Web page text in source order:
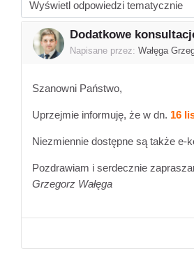
Dodatkowe
Napisane przez: Wałęga
Liczba odpowiedzi: 0
Szanowni Państwo,
Uprzejmie informuję, że w dn. 16
Niezmiennie dostępne są także e-
Pozdrawiam i serdecznie
Grzegorz Wałęga